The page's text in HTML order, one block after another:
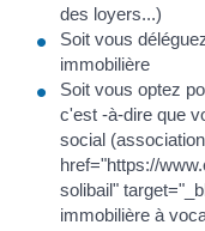
des loyers...)
Soit vous
immobilière
Soit vous optez
c'est -à-dire que
social
href="https://
solibail"
immobilière à